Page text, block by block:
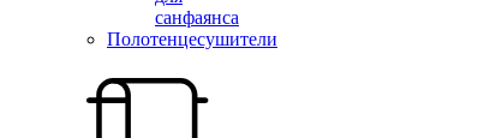
санфаянса
Полотенцесушители